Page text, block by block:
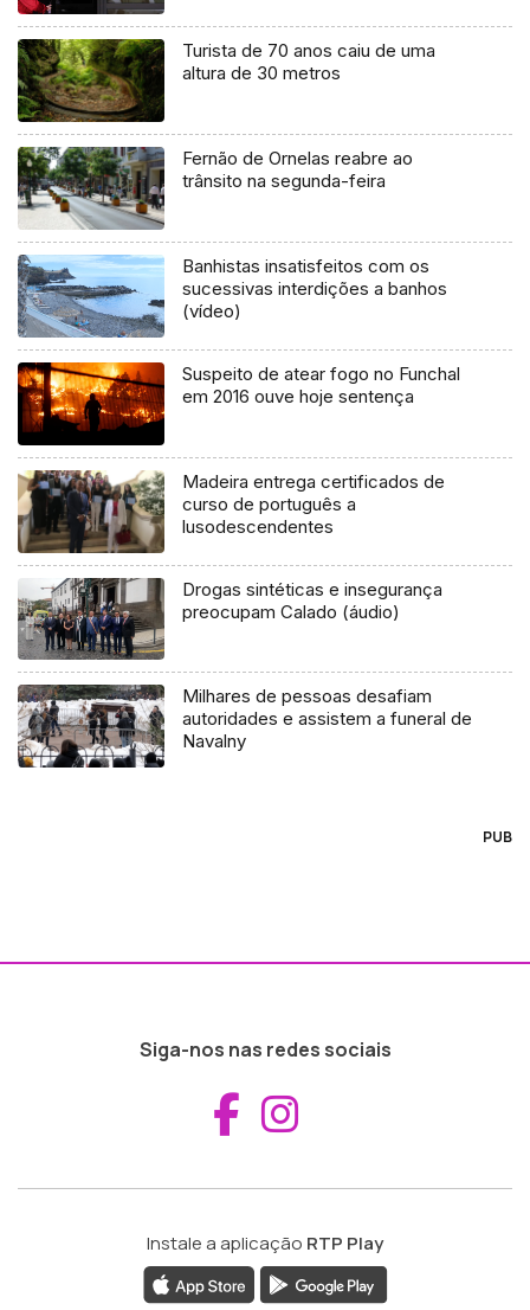
Turista de 70 anos caiu de uma
altura de 30 metros
Fernão de Ornelas reabre ao
trânsito na segunda-feira
Banhistas insatisfeitos com os
sucessivas interdições a banhos
(vídeo)
Suspeito de atear fogo no Funchal
em 2016 ouve hoje sentença
Madeira entrega certificados de
curso de português a
lusodescendentes
Drogas sintéticas e insegurança
preocupam Calado (áudio)
Milhares de pessoas desafiam
autoridades e assistem a funeral de
Navalny
PUB
Siga-nos nas redes sociais
Aceder ao
Instale a aplicação RTP Play